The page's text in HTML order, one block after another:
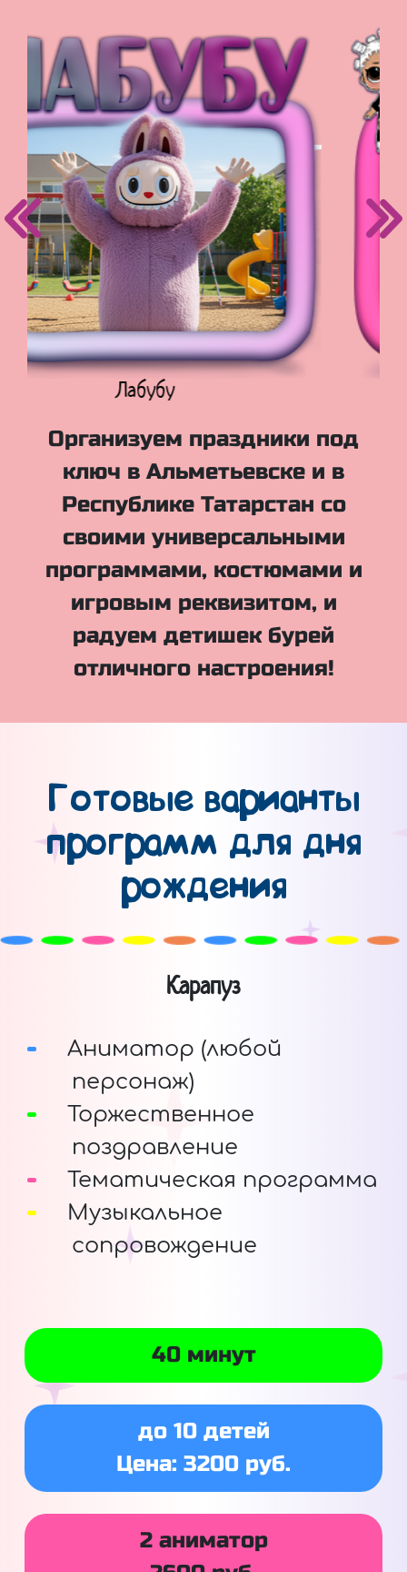
Куклы Лол
Организуем праздники под
ключ в Альметьевске и в
Республике Татарстан со
своими универсальными
программами, костюмами и
игровым реквизитом, и
радуем детишек бурей
отличного настроения!
Готовые варианты
программ для дня
рождения
Карапуз
Аниматор (любой
персонаж)
Торжественное
поздравление
Тематическая программа
Музыкальное
сопровождение
40 минут
до 10 детей
Цена: 3200 руб.
2 аниматор